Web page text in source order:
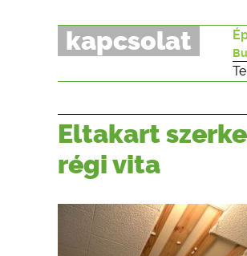
kapcsolat
Eltakart
régi vita